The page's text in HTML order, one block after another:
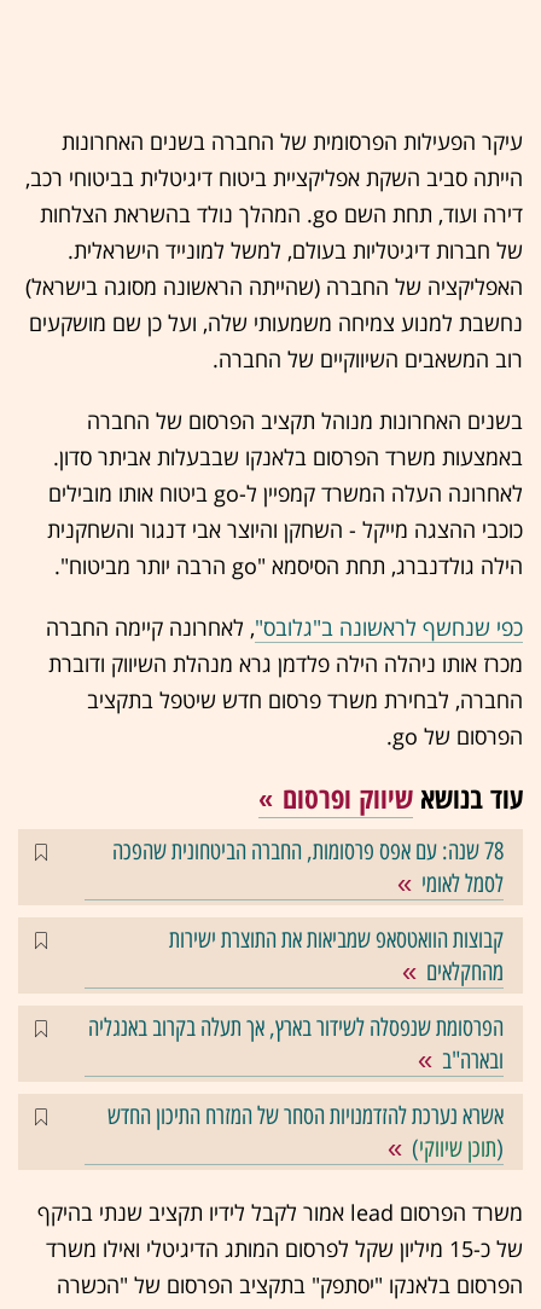
עיקר הפעילות הפרסומית של החברה בשנים האחרונות
הייתה סביב השקת אפליקציית ביטוח דיגיטלית בביטוחי רכב,
דירה ועוד, תחת השם go. המהלך נולד בהשראת הצלחות
של חברות דיגיטליות בעולם, למשל למונייד הישראלית.
האפליקציה של החברה (שהייתה הראשונה מסוגה בישראל)
נחשבת למנוע צמיחה משמעותי שלה, ועל כן שם מושקעים
רוב המשאבים השיווקיים של החברה.
בשנים האחרונות מנוהל תקציב הפרסום של החברה
באמצעות משרד הפרסום בלאנקו שבבעלות אביתר סדון.
לאחרונה העלה המשרד קמפיין ל-go ביטוח אותו מובילים
כוכבי ההצגה מייקל - השחקן והיוצר אבי דנגור והשחקנית
הילה גולדנברג, תחת הסיסמא "go הרבה יותר מביטוח".
כפי שנחשף לראשונה ב"גלובס", לאחרונה קיימה החברה
מכרז אותו ניהלה הילה פלדמן גרא מנהלת השיווק ודוברת
החברה, לבחירת משרד פרסום חדש שיטפל בתקציב
הפרסום של go.
עוד בנושא שיווק ופרסום
78 שנה: עם אפס פרסומות, החברה הביטחונית שהפכה
לסמל לאומי
קבוצות הוואטסאפ שמביאות את התוצרת ישירות
מהחקלאים
הפרסומת שנפסלה לשידור בארץ, אך תעלה בקרוב באנגליה
ובארה"ב
אשרא נערכת להזדמנויות הסחר של המזרח התיכון החדש
(תוכן שיווקי)
משרד הפרסום lead אמור לקבל לידיו תקציב שנתי בהיקף
של כ-15 מיליון שקל לפרסום המותג הדיגיטלי ואילו משרד
הפרסום בלאנקו "יסתפק" בתקציב הפרסום של "הכשרה